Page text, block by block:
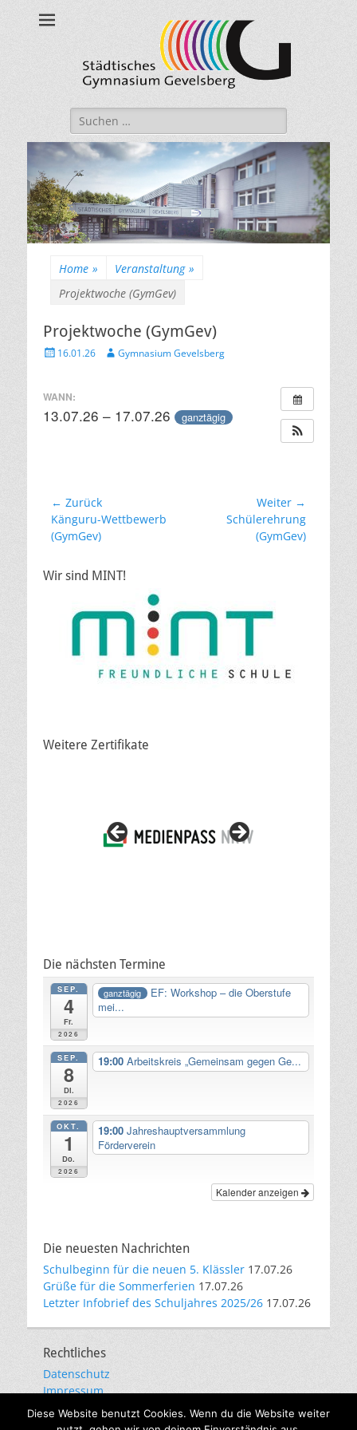
Städtisches
Gymnasium
Gevelsberg
Suche
nach:
Home » Veranstaltung »
Projektwoche (GymGev)
Projektwoche (GymGev)
Veröffentlicht
16.01.26 AutorGymnasium Gevelsberg
WANN:
13.07.26 – 17.07.26 ganztägig
Beitragsnavigation
← Zurück
Vorheriger
Beitrag:
Känguru-Wettbewerb
(GymGev)
Weiter →
Schülerehrung
(GymGev)
Wir sind MINT!
Weitere Zertifikate
Die nächsten Termine
SEP.
4
Fr.
2026
ganztägig
EF: Workshop – die Oberstufe
mei...
SEP.
8
Di.
2026
19:00 Arbeitskreis „Gemeinsam gegen Ge...
OKT.
1
Do.
2026
19:00 Jahreshauptversammlung
Förderverein
Kalender anzeigen
Die neuesten Nachrichten
Schulbeginn für die neuen 5. Klässler 17.07.26
Grüße für die Sommerferien 17.07.26
Letzter Infobrief des Schuljahres 2025/26 17.07.26
Rechtliches
Datenschutz
Impressum
E-Mail-Kommunikation
Diese Website benutzt Cookies. Wenn du die Website weiter